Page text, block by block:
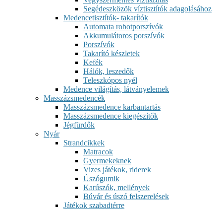
Segédeszközök víztisztítók adagolásához
Medencetisztítók- takarítók
Automata robotporszívók
Akkumulátoros porszívók
Porszívók
Takarító készletek
Kefék
Hálók, leszedők
Teleszkópos nyél
Medence világítás, látványelemek
Masszázsmedencék
Masszázsmedence karbantartás
Masszázsmedence kiegészítők
Jégfürdők
Nyár
Strandcikkek
Matracok
Gyermekeknek
Vizes játékok, riderek
Úszógumik
Karúszók, mellények
Búvár és úszó felszerelések
Játékok szabadtérre